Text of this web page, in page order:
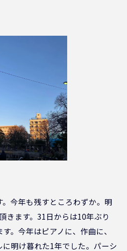
今年も残すところわずか。明
きます。31日からは10年ぶり
。今年はピアノに、作曲に、
明け暮れた1年でした。パーシ